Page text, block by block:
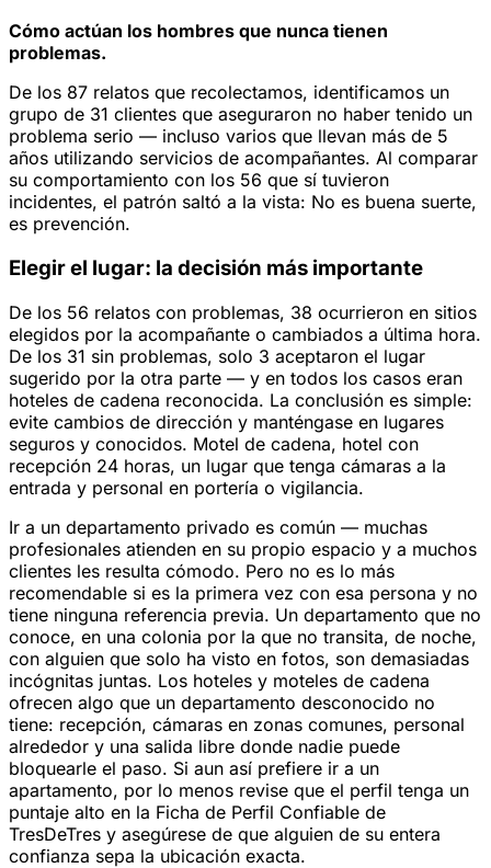
Cómo actúan los hombres que nunca tienen
problemas.
De los 87 relatos que recolectamos, identificamos un
grupo de 31 clientes que aseguraron no haber tenido un
problema serio — incluso varios que llevan más de 5
años utilizando servicios de acompañantes. Al comparar
su comportamiento con los 56 que sí tuvieron
incidentes, el patrón saltó a la vista: No es buena suerte,
es prevención.
Elegir el lugar: la decisión más importante
De los 56 relatos con problemas, 38 ocurrieron en sitios
elegidos por la acompañante o cambiados a última hora.
De los 31 sin problemas, solo 3 aceptaron el lugar
sugerido por la otra parte — y en todos los casos eran
hoteles de cadena reconocida. La conclusión es simple:
evite cambios de dirección y manténgase en lugares
seguros y conocidos. Motel de cadena, hotel con
recepción 24 horas, un lugar que tenga cámaras a la
entrada y personal en portería o vigilancia.
Ir a un departamento privado es común — muchas
profesionales atienden en su propio espacio y a muchos
clientes les resulta cómodo. Pero no es lo más
recomendable si es la primera vez con esa persona y no
tiene ninguna referencia previa. Un departamento que no
conoce, en una colonia por la que no transita, de noche,
con alguien que solo ha visto en fotos, son demasiadas
incógnitas juntas. Los hoteles y moteles de cadena
ofrecen algo que un departamento desconocido no
tiene: recepción, cámaras en zonas comunes, personal
alrededor y una salida libre donde nadie puede
bloquearle el paso. Si aun así prefiere ir a un
apartamento, por lo menos revise que el perfil tenga un
puntaje alto en la Ficha de Perfil Confiable de
TresDeTres y asegúrese de que alguien de su entera
confianza sepa la ubicación exacta.